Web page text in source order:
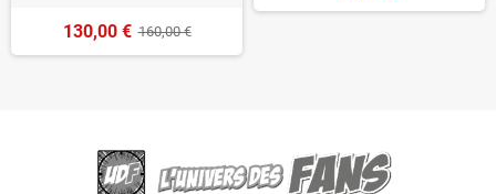
130,00 € 160,00 €